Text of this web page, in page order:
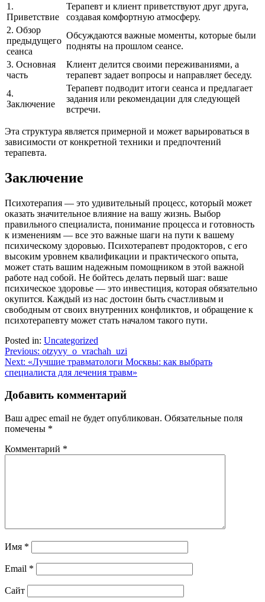
1.
Приветствие
Терапевт и клиент приветствуют друг друга,
создавая комфортную атмосферу.
2. Обзор
предыдущего
сеанса
Обсуждаются важные моменты, которые были
подняты на прошлом сеансе.
3. Основная
часть
Клиент делится своими переживаниями, а
терапевт задает вопросы и направляет беседу.
4.
Заключение
Терапевт подводит итоги сеанса и предлагает
задания или рекомендации для следующей
встречи.
Эта структура является примерной и может варьироваться в
зависимости от конкретной техники и предпочтений
терапевта.
Заключение
Психотерапия — это удивительный процесс, который может
оказать значительное влияние на вашу жизнь. Выбор
правильного специалиста, понимание процесса и готовность
к изменениям — все это важные шаги на пути к вашему
психическому здоровью. Психотерапевт продокторов, с его
высоким уровнем квалификации и практического опыта,
может стать вашим надежным помощником в этой важной
работе над собой. Не бойтесь делать первый шаг: ваше
психическое здоровье — это инвестиция, которая обязательно
окупится. Каждый из нас достоин быть счастливым и
свободным от своих внутренних конфликтов, и обращение к
психотерапевту может стать началом такого пути.
Posted in: Uncategorized
Навигация
по
Previous: otzyvy_o_vrachah_uzi
Next: «Лучшие травматологи Москвы: как выбрать
специалиста для лечения травм»
Добавить комментарий
Ваш адрес email не будет опубликован. Обязательные поля
помечены *
Комментарий *
Имя *
Email *
Сайт